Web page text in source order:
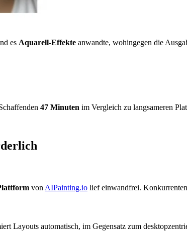
es Aquarell-Effekte anwandte, wohingegen die
47 Minuten im Vergleich zu langsameren
von AIPainting.io lief einwandfrei.
Layouts automatisch, im Gegensatz zum